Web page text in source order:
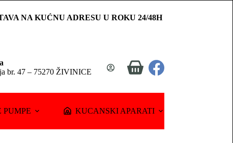
NA KUĆNU ADRESU U ROKU 24/48H
br. 47 – 75270 ŽIVINICE
Shopping
PUMPE KUCANSKI APARATI